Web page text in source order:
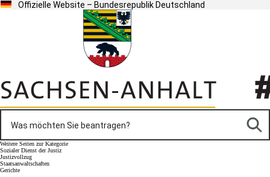
Offizielle Website – Bundesrepublik Deutschland
Weitere Seiten zur Kategorie
Sozialer Dienst der Justiz
Justizvollzug
Staatsanwaltschaften
Gerichte